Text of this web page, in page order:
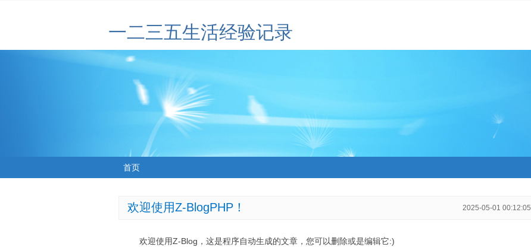
一二三五生活经验记录
首页
欢迎使用Z-BlogPHP！ 2025-05-01 00:12:05
欢迎使用Z-Blog，这是程序自动生成的文章，您可以删除或是编辑它:)